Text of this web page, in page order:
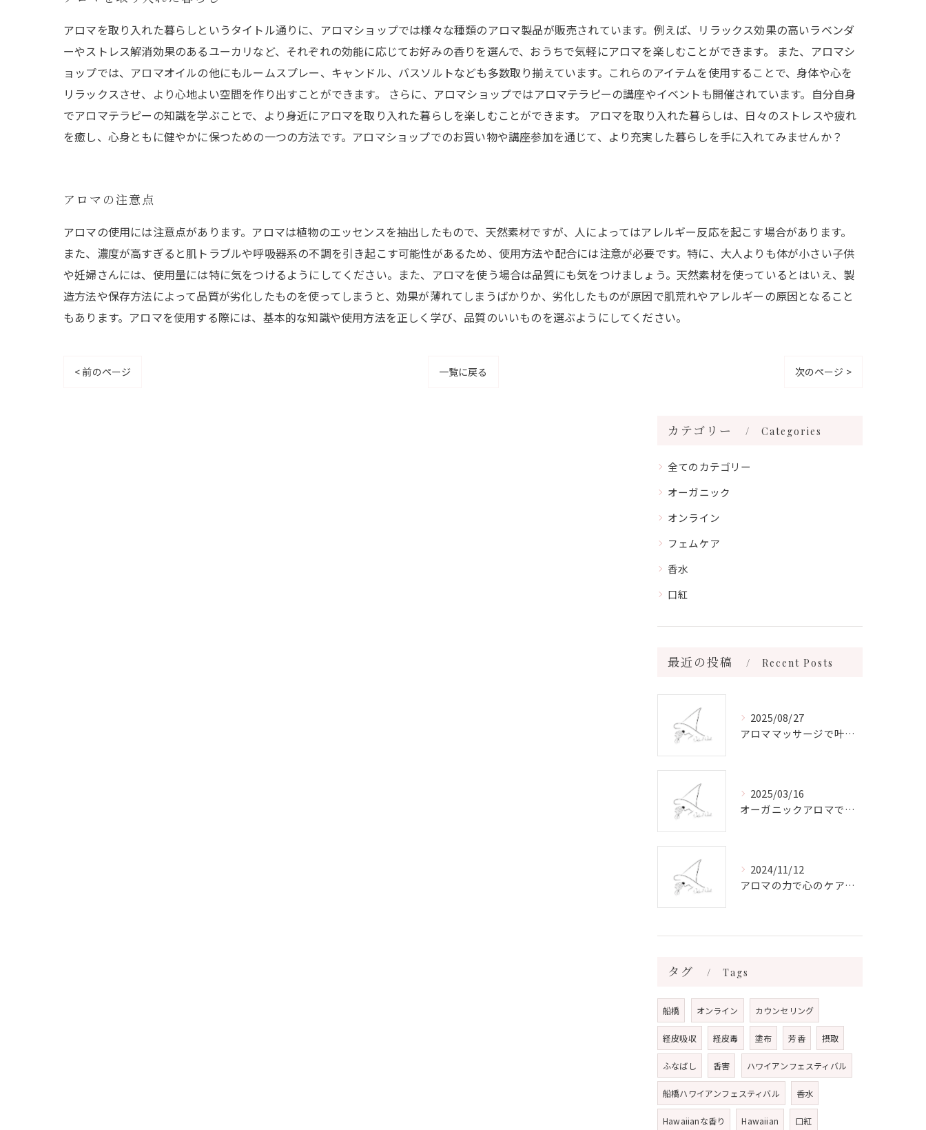
アロマを取り入れた暮らしというタイトル通りに、アロマショップでは様々な種類のアロマ製品が販売されています。例えば、リラックス効果の高いラベンダ
ーやストレス解消効果のあるユーカリなど、それぞれの効能に応じてお好みの香りを選んで、おうちで気軽にアロマを楽しむことができます。 また、アロマシ
ョップでは、アロマオイルの他にもルームスプレー、キャンドル、バスソルトなども多数取り揃えています。これらのアイテムを使用することで、身体や心を
リラックスさせ、より心地よい空間を作り出すことができます。 さらに、アロマショップではアロマテラピーの講座やイベントも開催されています。自分自身
でアロマテラピーの知識を学ぶことで、より身近にアロマを取り入れた暮らしを楽しむことができます。 アロマを取り入れた暮らしは、日々のストレスや疲れ
を癒し、心身ともに健やかに保つための一つの方法です。アロマショップでのお買い物や講座参加を通じて、より充実した暮らしを手に入れてみませんか？
アロマの注意点
アロマの使用には注意点があります。アロマは植物のエッセンスを抽出したもので、天然素材ですが、人によってはアレルギー反応を起こす場合があります。
また、濃度が高すぎると肌トラブルや呼吸器系の不調を引き起こす可能性があるため、使用方法や配合には注意が必要です。特に、大人よりも体が小さい子供
や妊婦さんには、使用量には特に気をつけるようにしてください。また、アロマを使う場合は品質にも気をつけましょう。天然素材を使っているとはいえ、製
造方法や保存方法によって品質が劣化したものを使ってしまうと、効果が薄れてしまうばかりか、劣化したものが原因で肌荒れやアレルギーの原因となること
もあります。アロマを使用する際には、基本的な知識や使用方法を正しく学び、品質のいいものを選ぶようにしてください。
< 前のページ 一覧に戻る 次のページ >
カテゴリー Categories
全てのカテゴリー
オーガニック
オンライン
フェムケア
香水
口紅
最近の投稿 Recent Posts
2025/08/27
アロママッサージで叶える心身リラックスと健康維持の新習慣ガイド
2025/03/16
オーガニックアロマで心と体を癒す
2024/11/12
アロマの力で心のケアをする方法
タグ Tags
船橋 オンライン カウンセリング
経皮吸収 経皮毒 塗布 芳香 摂取
ふなばし 香害 ハワイアンフェスティバル
船橋ハワイアンフェスティバル 香水
Hawaiianな香り Hawaiian 口紅